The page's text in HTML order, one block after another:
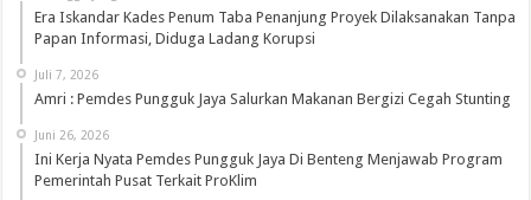
Era Iskandar Kades Penum Taba Penanjung Proyek Dilaksanakan Tanpa
Papan Informasi, Diduga Ladang Korupsi
Juli 7, 2026
Amri : Pemdes Pungguk Jaya Salurkan Makanan Bergizi Cegah Stunting
Juni 26, 2026
Ini Kerja Nyata Pemdes Pungguk Jaya Di Benteng Menjawab Program
Pemerintah Pusat Terkait ProKlim